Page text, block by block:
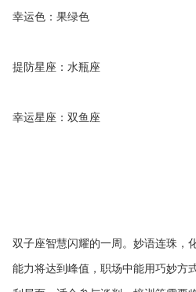
幸运色：果绿色
提防星座：水瓶座
幸运星座：双鱼座
双子座智慧闪耀的一周。妙语连珠，
能力将达到峰值，职场中能用巧妙方